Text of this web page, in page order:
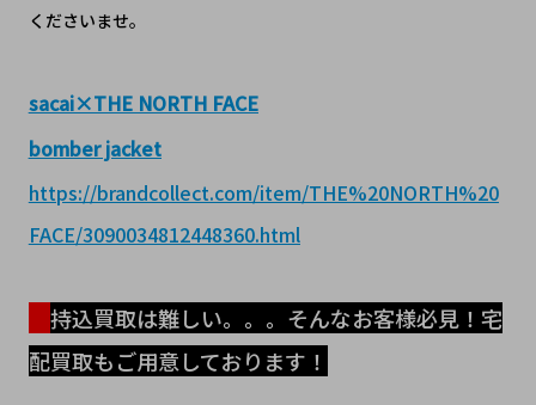
くださいませ。
sacai×THE NORTH FACE
bomber jacket
https://brandcollect.com/item/THE%20NORTH%20
FACE/3090034812448360.html
持込買取は難しい。。。そんなお客様必見！宅
配買取もご用意しております！